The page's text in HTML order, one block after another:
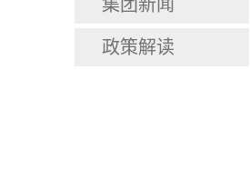
集团新闻
政策解读